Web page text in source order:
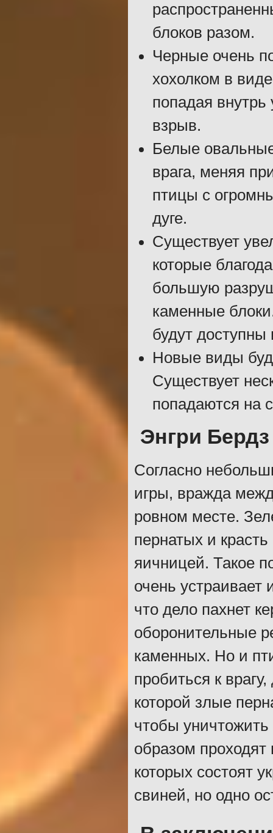
блоков разом.
Черные очень
хохолком в
попадая
взрыв.
Белые
врага, меняя
птицы с
дуге.
Существует
которые
большую
каменные
будут
Новые виды
Существует
попадаются на
Энгри Бердз
Согласно
игры, вражда
ровном месте.
пернатых и
яичницей. Такое
очень
что дело пахнет
оборонительные
каменных. Но и
пробиться к
которой злые
чтобы
образом
которых состоят
свиней, но одно